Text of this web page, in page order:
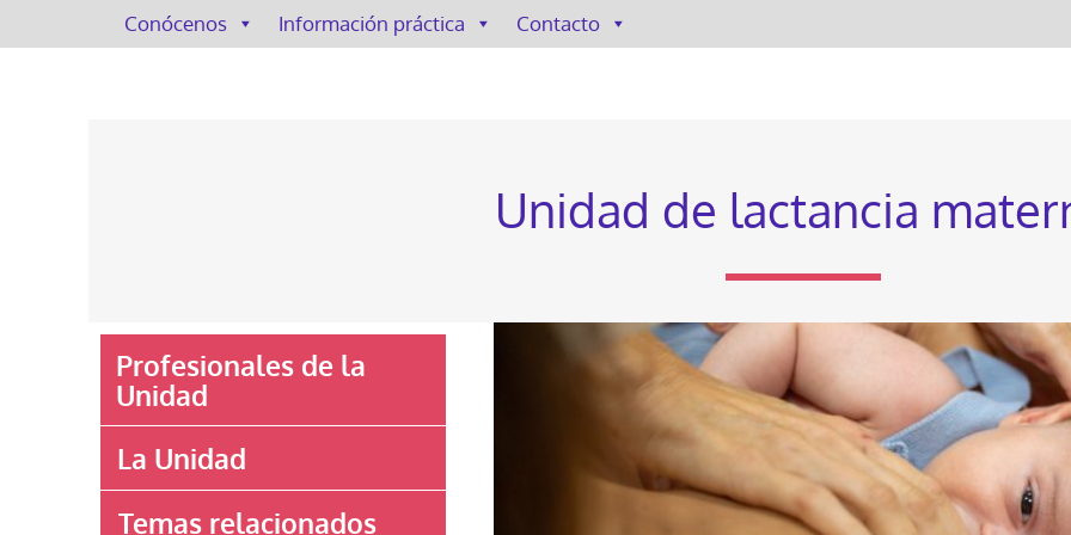
Conócenos Información práctica Contacto
Unidad de lactancia
Profesionales de la
Unidad
La Unidad
Temas relacionados